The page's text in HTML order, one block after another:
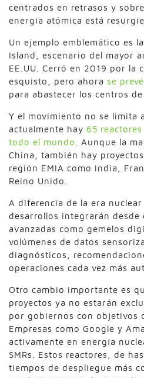
centrados en retrasos y
energía atómica está
Un ejemplo emblemático es
Island, escenario del mayor
EE.UU. Cerró en 2019 por la
esquisto, pero ahora se
para abastecer los centros
Y el movimiento no se limita
actualmente hay 65
todo el mundo
. Aunque la
China, también hay
región EMIA como India,
Reino Unido.
A diferencia de la era
desarrollos integrarán desde
avanzadas como gemelos
volúmenes de datos
diagnósticos,
operaciones cada vez más
Otro cambio importante es
proyectos ya no estarán
por gobiernos con objetivos
Empresas como Google y
activamente en energía
SMRs. Estos reactores, de
tiempos de despliegue más